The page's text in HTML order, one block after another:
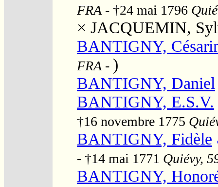
FRA - †24 mai 1796
× JACQUEMIN,
BANTIGNY,
FRA - )
BANTIGNY, Daniel
BANTIGNY, E.S.V.
†16 novembre 1775
BANTIGNY, Fidèle
- †14 mai 1771 Quiévy,
BANTIGNY,